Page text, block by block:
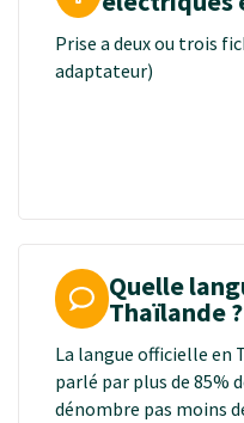
Prise a deux ou trois
adaptateur)
Quelle
Thaïlande ?
La langue officielle en
parlé par plus de 85%
dénombre pas moins